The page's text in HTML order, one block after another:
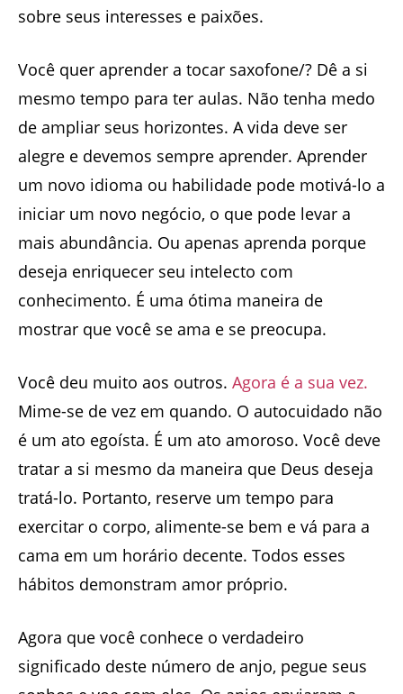
sobre seus interesses e paixões.
Você quer aprender a tocar saxofone/? Dê a si
mesmo tempo para ter aulas. Não tenha medo
de ampliar seus horizontes. A vida deve ser
alegre e devemos sempre aprender. Aprender
um novo idioma ou habilidade pode motivá-lo a
iniciar um novo negócio, o que pode levar a
mais abundância. Ou apenas aprenda porque
deseja enriquecer seu intelecto com
conhecimento. É uma ótima maneira de
mostrar que você se ama e se preocupa.
Você deu muito aos outros. Agora é a sua vez.
Mime-se de vez em quando. O autocuidado não
é um ato egoísta. É um ato amoroso. Você deve
tratar a si mesmo da maneira que Deus deseja
tratá-lo. Portanto, reserve um tempo para
exercitar o corpo, alimente-se bem e vá para a
cama em um horário decente. Todos esses
hábitos demonstram amor próprio.
Agora que você conhece o verdadeiro
significado deste número de anjo, pegue seus